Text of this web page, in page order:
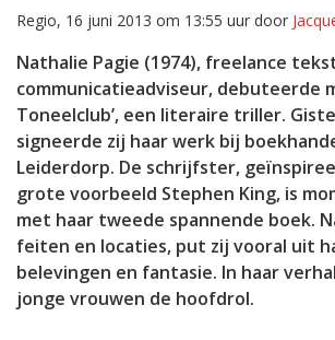
Regio, 16 juni 2013 om 13:55 uur door
Nathalie Pagie (1974), freelance
communicatieadviseur, debuteerde
Toneelclub’, een literaire triller.
signeerde zij haar werk bij
Leiderdorp. De schrijfster,
grote voorbeeld Stephen King, is
met haar tweede spannende boek.
feiten en locaties, put zij vooral uit
belevingen en fantasie. In haar
jonge vrouwen de hoofdrol.